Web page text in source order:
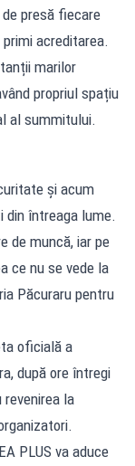
presă fiecare
acreditarea.
marilor
propriul spațiu
al summitului.
și acum
din întreaga lume.
de muncă, iar pe
ce nu se vede la
Păcuraru pentru
oficială a
după ore întregi
la
PLUS va aduce